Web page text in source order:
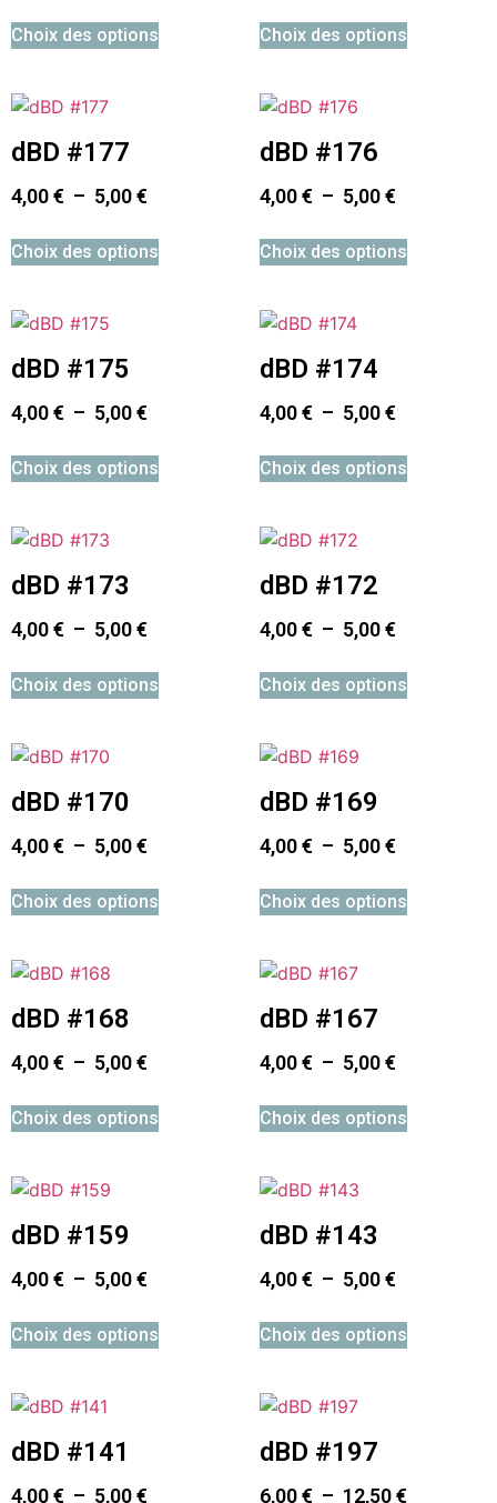
Choix des options Choix des options
dBD #177
4,00€ – 5,00€
Choix des options
dBD #176
4,00€ – 5,00€
Choix des options
dBD #175
4,00€ – 5,00€
Choix des options
dBD #174
4,00€ – 5,00€
Choix des options
dBD #173
4,00€ – 5,00€
Choix des options
dBD #172
4,00€ – 5,00€
Choix des options
dBD #170
4,00€ – 5,00€
Choix des options
dBD #169
4,00€ – 5,00€
Choix des options
dBD #168
4,00€ – 5,00€
Choix des options
dBD #167
4,00€ – 5,00€
Choix des options
dBD #159
4,00€ – 5,00€
Choix des options
dBD #143
4,00€ – 5,00€
Choix des options
dBD #141
4,00€ – 5,00€
dBD #197
6,00€ – 12,50€